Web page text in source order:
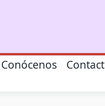
Conócenos